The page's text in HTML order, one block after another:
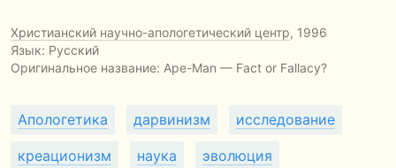
Христианский научно-апологетический центр, 1996
Язык: Русский
Оригинальное название: Ape-Man — Fact or Fallacy?
Апологетика дарвинизм исследование
креационизм наука эволюция